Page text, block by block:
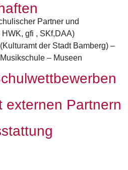
Partner und
gfi , SKf,DAA)
der Stadt Bamberg) –
– Museen
externen Partnern